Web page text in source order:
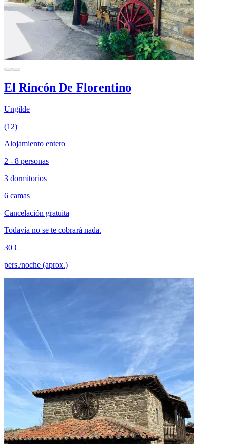
El Rincón De Florentino
Ungilde
(12)
Alojamiento entero
2 - 8 personas
3 dormitorios
6 camas
Cancelación gratuita
Todavía no se te cobrará nada.
30 €
pers./noche (aprox.)